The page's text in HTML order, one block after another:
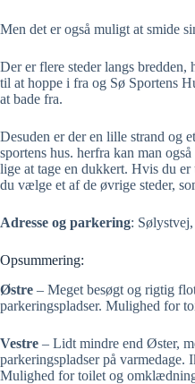
Men det er også muligt at smide
Der er flere steder langs bredden,
til at hoppe i fra og Sø Sportens
at bade fra.
Desuden er der en lille strand og
sportens hus. herfra kan man
lige at tage en dukkert. Hvis du er
du vælge et af de øvrige steder,
Adresse og parkering:
Opsummering:
Østre – Meget besøgt og rigtig
parkeringspladser. Mulighed for
Vestre – Lidt mindre end Øster,
parkeringspladser på varmedage.
Mulighed for toilet og